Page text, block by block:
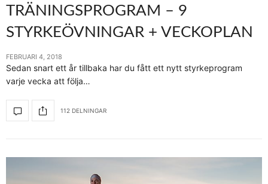
TRÄNINGSPROGRAM – 9
STYRKEÖVNINGAR + VECKOPLAN
FEBRUARI 4, 2018
Sedan snart ett år tillbaka har du fått ett nytt styrkeprogram
varje vecka att följa…
112 DELNINGAR